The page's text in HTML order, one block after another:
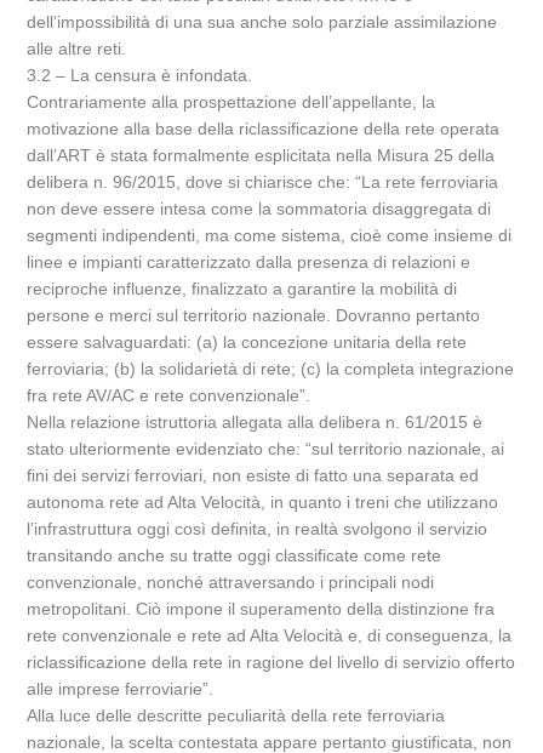
dell’impossibilità di una sua anche solo parziale assimilazione
alle altre reti.
3.2 – La censura è infondata.
Contrariamente alla prospettazione dell’appellante, la
motivazione alla base della riclassificazione della rete operata
dall’ART è stata formalmente esplicitata nella Misura 25 della
delibera n. 96/2015, dove si chiarisce che: “La rete ferroviaria
non deve essere intesa come la sommatoria disaggregata di
segmenti indipendenti, ma come sistema, cioè come insieme di
linee e impianti caratterizzato dalla presenza di relazioni e
reciproche influenze, finalizzato a garantire la mobilità di
persone e merci sul territorio nazionale. Dovranno pertanto
essere salvaguardati: (a) la concezione unitaria della rete
ferroviaria; (b) la solidarietà di rete; (c) la completa integrazione
fra rete AV/AC e rete convenzionale”.
Nella relazione istruttoria allegata alla delibera n. 61/2015 è
stato ulteriormente evidenziato che: “sul territorio nazionale, ai
fini dei servizi ferroviari, non esiste di fatto una separata ed
autonoma rete ad Alta Velocità, in quanto i treni che utilizzano
l’infrastruttura oggi così definita, in realtà svolgono il servizio
transitando anche su tratte oggi classificate come rete
convenzionale, nonché attraversando i principali nodi
metropolitani. Ciò impone il superamento della distinzione fra
rete convenzionale e rete ad Alta Velocità e, di conseguenza, la
riclassificazione della rete in ragione del livello di servizio offerto
alle imprese ferroviarie”.
Alla luce delle descritte peculiarità della rete ferroviaria
nazionale, la scelta contestata appare pertanto giustificata, non